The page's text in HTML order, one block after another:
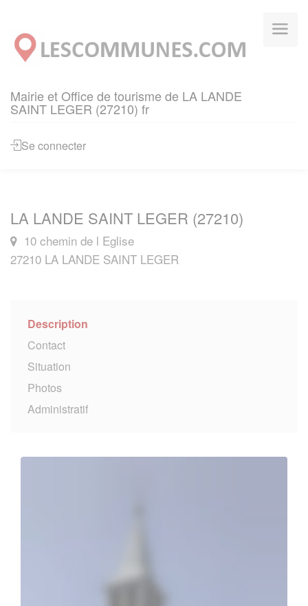
Mairie et Office de tourisme de LA LANDE
SAINT LEGER (27210) fr
Se connecter
LA LANDE SAINT LEGER (27210)
10 chemin de l Eglise
27210 LA LANDE SAINT LEGER
Description
Contact
Situation
Photos
Administratif